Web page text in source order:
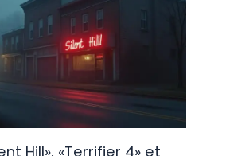
Hill», «Terrifier 4» et